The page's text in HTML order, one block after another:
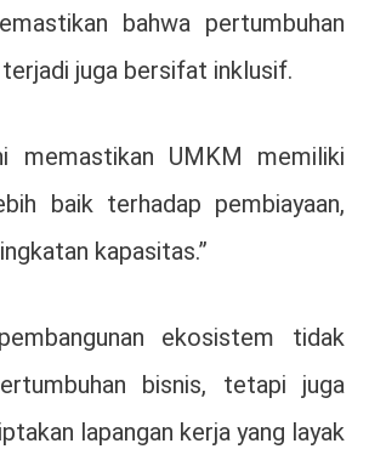
bahwa pertumbuhan
juga bersifat inklusif.
memastikan UMKM memiliki
baik terhadap pembiayaan,
kapasitas.”
ekosistem tidak
bisnis, tetapi juga
lapangan kerja yang layak